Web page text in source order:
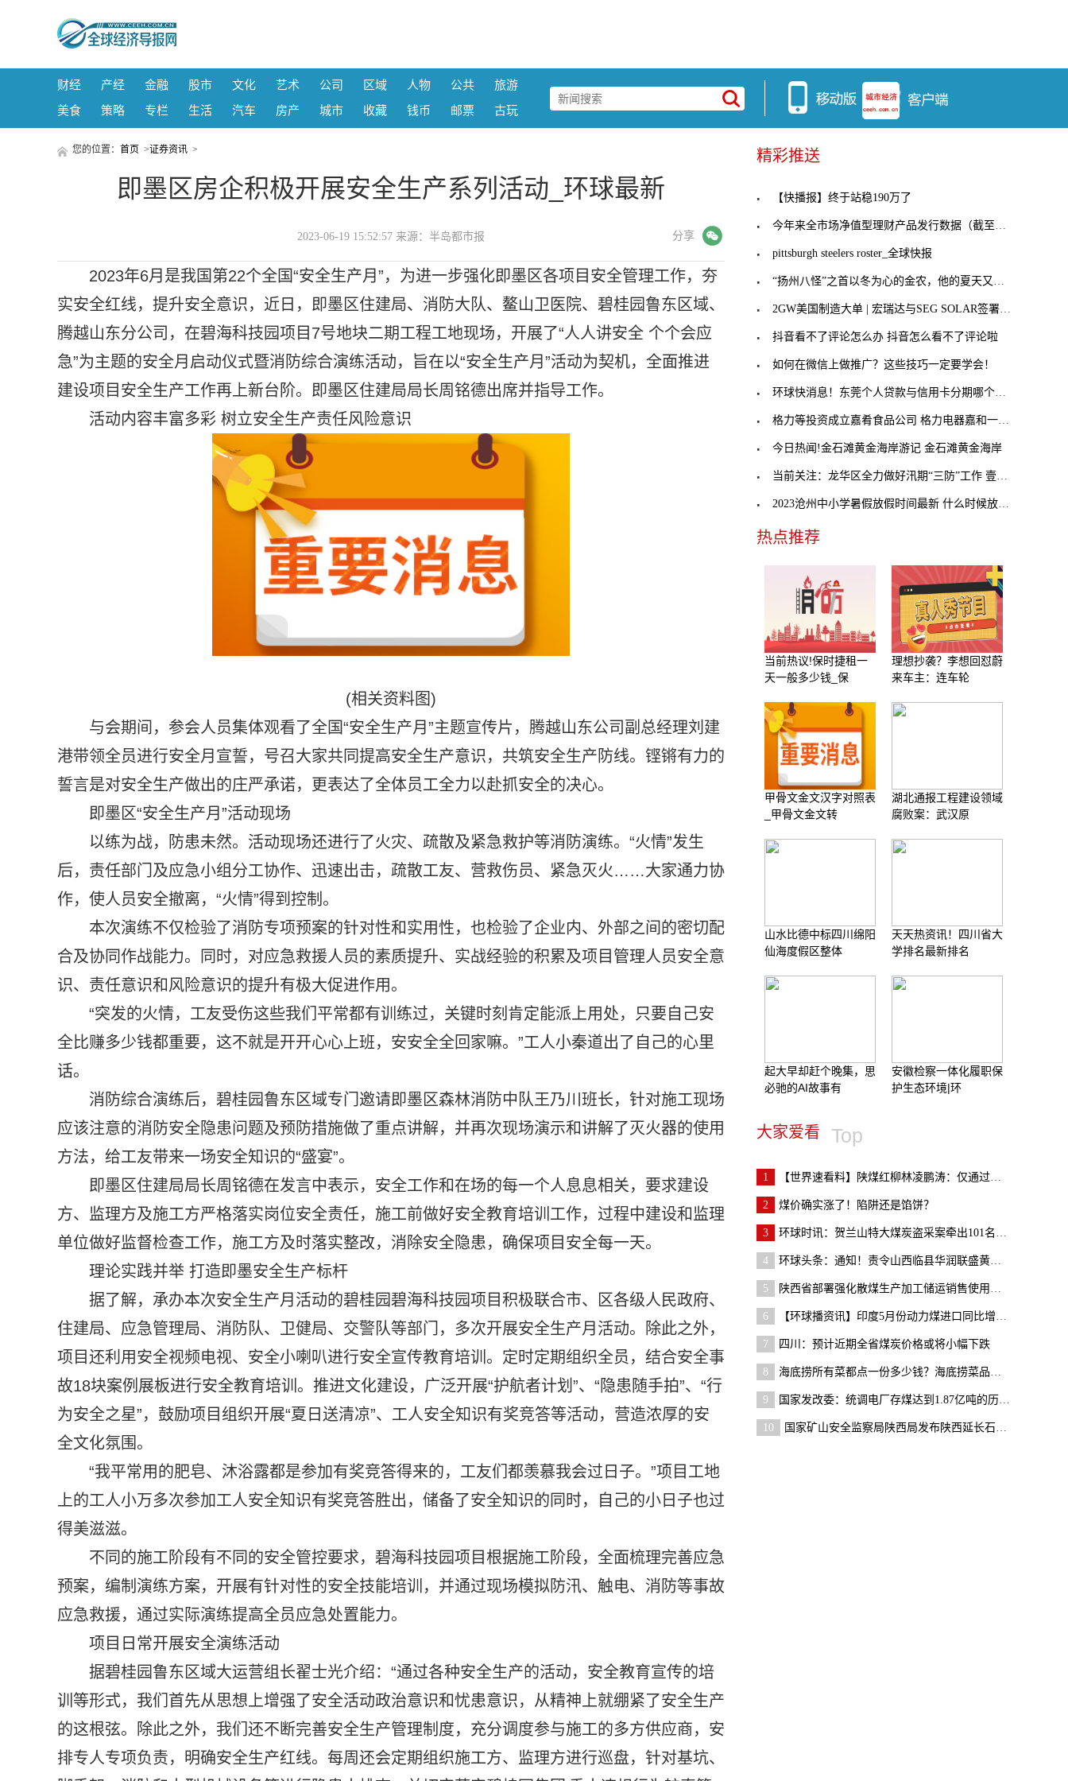
财经 产经 金融 股市 文化 艺术 公司 区域 人物 公共
旅游
美食
策略 专栏 生活 汽车 房产 城市 收藏 钱币 邮票 古玩
您的位置： 首页 >证券资讯 >
即墨区房企积极开展安全生产系列活动_环球最新
2023-06-19 15:52:57 来源：半岛都市报 分享
2023年6月是我国第22个全国“安全生产月”，为进一步强化即墨区各项目安全管理工作，夯
实安全红线，提升安全意识，近日，即墨区住建局、消防大队、鳌山卫医院、碧桂园鲁东区域、
腾越山东分公司，在碧海科技园项目7号地块二期工程工地现场，开展了“人人讲安全 个个会应
急”为主题的安全月启动仪式暨消防综合演练活动，旨在以“安全生产月”活动为契机，全面推进
建设项目安全生产工作再上新台阶。即墨区住建局局长周铭德出席并指导工作。
活动内容丰富多彩 树立安全生产责任风险意识
(相关资料图)
与会期间，参会人员集体观看了全国“安全生产月”主题宣传片，腾越山东公司副总经理刘建
港带领全员进行安全月宣誓，号召大家共同提高安全生产意识，共筑安全生产防线。铿锵有力的
誓言是对安全生产做出的庄严承诺，更表达了全体员工全力以赴抓安全的决心。
即墨区“安全生产月”活动现场
以练为战，防患未然。活动现场还进行了火灾、疏散及紧急救护等消防演练。“火情”发生
后，责任部门及应急小组分工协作、迅速出击，疏散工友、营救伤员、紧急灭火……大家通力协
作，使人员安全撤离，“火情”得到控制。
本次演练不仅检验了消防专项预案的针对性和实用性，也检验了企业内、外部之间的密切配
合及协同作战能力。同时，对应急救援人员的素质提升、实战经验的积累及项目管理人员安全意
识、责任意识和风险意识的提升有极大促进作用。
“突发的火情，工友受伤这些我们平常都有训练过，关键时刻肯定能派上用处，只要自己安
全比赚多少钱都重要，这不就是开开心心上班，安安全全回家嘛。”工人小秦道出了自己的心里
话。
消防综合演练后，碧桂园鲁东区域专门邀请即墨区森林消防中队王乃川班长，针对施工现场
应该注意的消防安全隐患问题及预防措施做了重点讲解，并再次现场演示和讲解了灭火器的使用
方法，给工友带来一场安全知识的“盛宴”。
即墨区住建局局长周铭德在发言中表示，安全工作和在场的每一个人息息相关，要求建设
方、监理方及施工方严格落实岗位安全责任，施工前做好安全教育培训工作，过程中建设和监理
单位做好监督检查工作，施工方及时落实整改，消除安全隐患，确保项目安全每一天。
理论实践并举 打造即墨安全生产标杆
据了解，承办本次安全生产月活动的碧桂园碧海科技园项目积极联合市、区各级人民政府、
住建局、应急管理局、消防队、卫健局、交警队等部门，多次开展安全生产月活动。除此之外，
项目还利用安全视频电视、安全小喇叭进行安全宣传教育培训。定时定期组织全员，结合安全事
故18块案例展板进行安全教育培训。推进文化建设，广泛开展“护航者计划”、“隐患随手拍”、“行
为安全之星”，鼓励项目组织开展“夏日送清凉”、工人安全知识有奖竞答等活动，营造浓厚的安
全文化氛围。
“我平常用的肥皂、沐浴露都是参加有奖竞答得来的，工友们都羡慕我会过日子。”项目工地
上的工人小万多次参加工人安全知识有奖竞答胜出，储备了安全知识的同时，自己的小日子也过
得美滋滋。
不同的施工阶段有不同的安全管控要求，碧海科技园项目根据施工阶段，全面梳理完善应急
预案，编制演练方案，开展有针对性的安全技能培训，并通过现场模拟防汛、触电、消防等事故
应急救援，通过实际演练提高全员应急处置能力。
项目日常开展安全演练活动
据碧桂园鲁东区域大运营组长翟士光介绍：“通过各种安全生产的活动，安全教育宣传的培
训等形式，我们首先从思想上增强了安全活动政治意识和忧患意识，从精神上就绷紧了安全生产
的这根弦。除此之外，我们还不断完善安全生产管理制度，充分调度参与施工的多方供应商，安
排专人专项负责，明确安全生产红线。每周还会定期组织施工方、监理方进行巡盘，针对基坑、
精彩推送
【快播报】终于站稳190万了
今年来全市场净值型理财产品发行数据（截至6月18日
pittsburgh steelers roster_全球快报
“扬州八怪”之首以冬为心的金农，他的夏天又该是怎
2GW美国制造大单 | 宏瑞达与SEG SOLAR签署美国组
抖音看不了评论怎么办 抖音怎么看不了评论啦
如何在微信上做推广？这些技巧一定要学会！
环球快消息！东莞个人贷款与信用卡分期哪个更划算？
格力等投资成立嘉肴食品公司 格力电器嘉和一品等成
今日热闻!金石滩黄金海岸游记 金石滩黄金海岸
当前关注：龙华区全力做好汛期“三防”工作 壹方天
2023沧州中小学暑假放假时间最新 什么时候放暑假
热点推荐
当前热议!保时捷租一
天一般多少钱_保
理想抄袭？李想回怼蔚
来车主：连车轮
甲骨文金文汉字对照表
_甲骨文金文转
湖北通报工程建设领域
腐败案：武汉原
山水比德中标四川绵阳
仙海度假区整体
天天热资讯！四川省大
学排名最新排名
起大早却赶个晚集，思
必驰的AI故事有
安徽检察一体化履职保
护生态环境|环
大家爱看 Top
1 【世界速看料】陕煤红柳林凌鹏涛：仅通过全场景数据
2 ​煤价确实涨了！陷阱还是馅饼？
3 环球时讯：贺兰山特大煤炭盗采案牵出101名党员干部
4 环球头条：通知！责令山西临县华润联盛黄家沟煤业有
5 陕西省部署强化散煤生产加工储运销售使用环节监管
6 【环球播资讯】印度5月份动力煤进口同比增长23% 环
7 四川：预计近期全省煤炭价格或将小幅下跌
8 海底捞所有菜都点一份多少钱？海底捞菜品价格哪里看
9 国家发改委：统调电厂存煤达到1.87亿吨的历史新高
10 国家矿山安全监察局陕西局发布陕西延长石油集团横山